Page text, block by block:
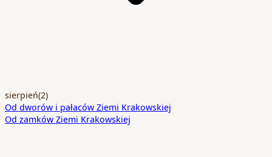
sierpień(2)
Od dworów i pałaców Ziemi Krakowskiej
Od zamków Ziemi Krakowskiej